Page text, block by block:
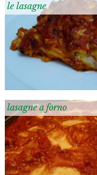
le lasagne
lasagne a forno